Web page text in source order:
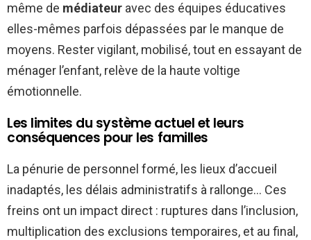
même de médiateur avec des équipes éducatives
elles-mêmes parfois dépassées par le manque de
moyens. Rester vigilant, mobilisé, tout en essayant de
ménager l’enfant, relève de la haute voltige
émotionnelle.
Les limites du système actuel et leurs
conséquences pour les familles
La pénurie de personnel formé, les lieux d’accueil
inadaptés, les délais administratifs à rallonge… Ces
freins ont un impact direct : ruptures dans l’inclusion,
multiplication des exclusions temporaires, et au final,